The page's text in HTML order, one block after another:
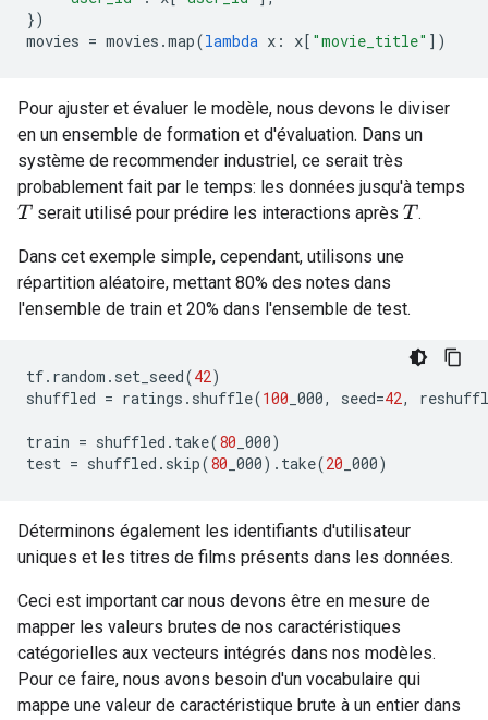
})
movies = movies .map(lambda x : x[ "movie_title" ])
Pour ajuster et évaluer le modèle, nous devons le diviser
en un ensemble de formation et d'évaluation. Dans un
système de recommender industriel, ce serait très
probablement fait par le temps: les données jusqu'à temps
T serait utilisé pour prédire les interactions après T .
Dans cet exemple simple, cependant, utilisons une
répartition aléatoire, mettant 80% des notes dans
l'ensemble de train et 20% dans l'ensemble de test.
tf. random . set_seed(42)
shuffled = ratings . shuffle(100 _000, seed=42,
train = shuffled . take(80 _000)
test = shuffled . skip(80 _000). take(20 _000)
Déterminons également les identifiants d'utilisateur
uniques et les titres de films présents dans les données.
Ceci est important car nous devons être en mesure de
mapper les valeurs brutes de nos caractéristiques
catégorielles aux vecteurs intégrés dans nos modèles.
Pour ce faire, nous avons besoin d'un vocabulaire qui
mappe une valeur de caractéristique brute à un entier dans